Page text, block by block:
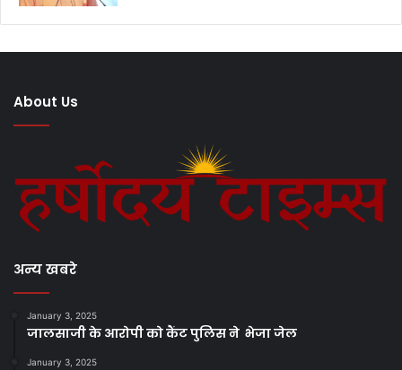
About Us
अन्य खबरे
January 3, 2025
जालसाजी के आरोपी को कैंट पुलिस ने भेजा जेल
January 3, 2025